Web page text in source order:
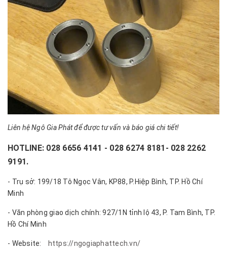
Liên hệ Ngô Gia Phát để được tư vấn và báo giá chi tiết!
HOTLINE: 028 6656 4141 - 028 6274 8181- 028 2262
9191.
- Trụ sở: 199/18 Tô Ngọc Vân, KP88, P.Hiệp Bình, TP. Hồ Chí
Minh
- Văn phòng giao dịch chính: 927/1N tỉnh lộ 43, P. Tam Bình, TP.
Hồ Chí Minh
- Website: https://ngogiaphattech.vn/